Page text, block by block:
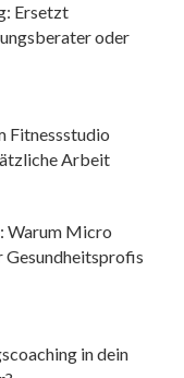
Ersetzt
oder
Fitnessstudio
Arbeit
Warum Micro
Gesundheitsprofis
in dein